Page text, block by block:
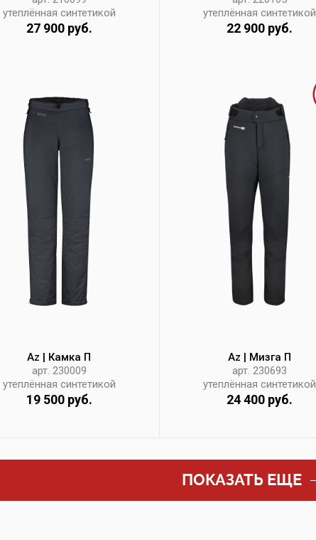
утеплённая синтетикой
27 900 руб.
утеплённая синтетикой
22 900 руб.
Az | Камка П
арт. 230009
утеплённая синтетикой
19 500 руб.
Az | Мизга П
арт. 230693
утеплённая синтетикой
24 400 руб.
ПОКАЗАТЬ ЕЩЕ